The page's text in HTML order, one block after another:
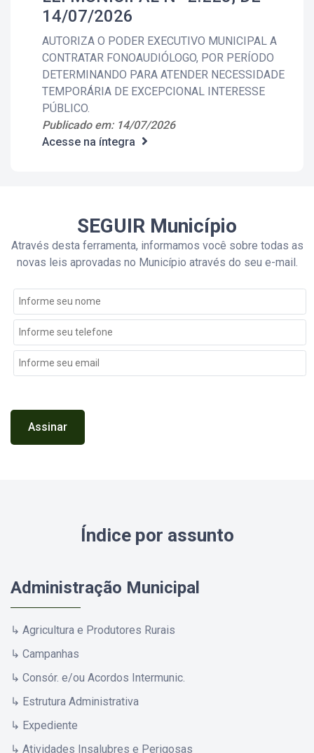
14/07/2026
AUTORIZA O PODER EXECUTIVO MUNICIPAL A
CONTRATAR FONOAUDIÓLOGO, POR PERÍODO
DETERMINANDO PARA ATENDER NECESSIDADE
TEMPORÁRIA DE EXCEPCIONAL INTERESSE
PÚBLICO.
Publicado em: 14/07/2026
Acesse na íntegra
SEGUIR Município
Através desta ferramenta, informamos você sobre todas as
novas leis aprovadas no Município através do seu e-mail.
Assinar
Índice por assunto
Administração Municipal
↳ Agricultura e Produtores Rurais
↳ Campanhas
↳ Consór. e/ou Acordos Intermunic.
↳ Estrutura Administrativa
↳ Expediente
↳ Atividades Insalubres e Perigosas